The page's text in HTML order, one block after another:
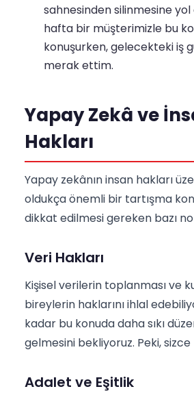
sahnesinden silinmesine
hafta bir müşterimizle bu
konuşurken, gelecekteki iş
merak ettim.
Yapay Zekâ ve
Hakları
Yapay zekânın insan hakları
oldukça önemli bir tartışma
dikkat edilmesi gereken bazı
Veri Hakları
Kişisel verilerin toplanması ve
bireylerin haklarını ihlal
kadar bu konuda daha sıkı
gelmesini bekliyoruz. Peki,
Adalet ve Eşitlik